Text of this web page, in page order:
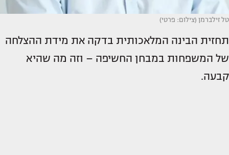
טל זילברמן (צילום: פרטי)
תחזית הבינה המלאכותית בדקה את מידת ההצלחה
של המשפחות במבחן החשיפה – וזה מה שהיא
קבעה.